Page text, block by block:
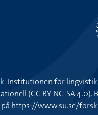
Institutionen för
(CC BY-NC-SA 4.0).
https://www.su.se/